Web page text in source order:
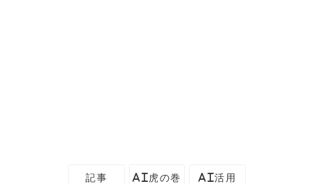
記事 AI虎の巻 AI活用